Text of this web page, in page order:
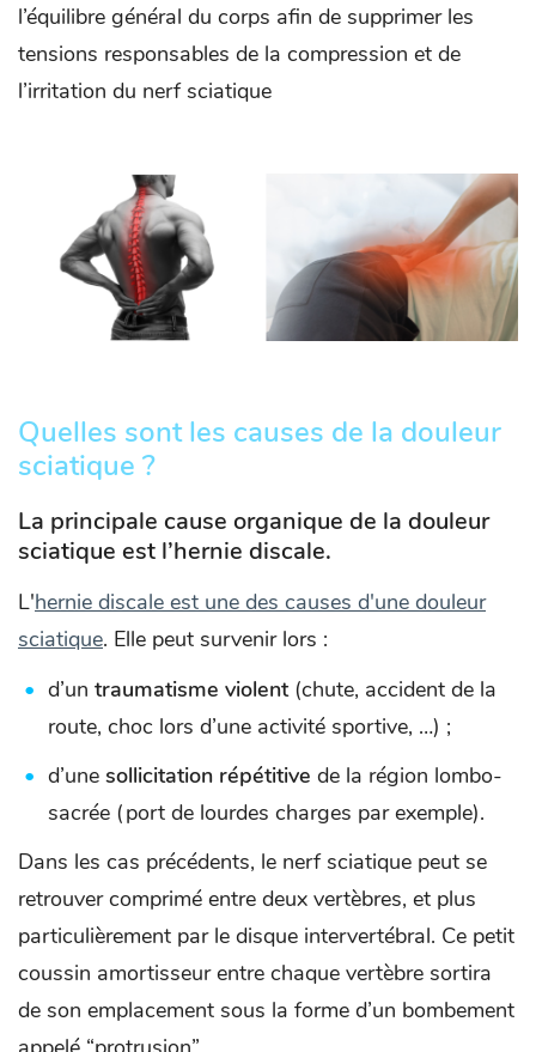
l’équilibre général du corps afin de supprimer les
tensions responsables de la compression et de
l’irritation du nerf sciatique
Quelles sont les causes de la douleur
sciatique ?
La principale cause organique de la douleur
sciatique est l’hernie discale.
L'hernie discale est une des causes d'une douleur
sciatique. Elle peut survenir lors :
d’un traumatisme violent (chute, accident de la
route, choc lors d’une activité sportive, …) ;
d’une sollicitation répétitive de la région lombo-
sacrée (port de lourdes charges par exemple).
Dans les cas précédents, le nerf sciatique peut se
retrouver comprimé entre deux vertèbres, et plus
particulièrement par le disque intervertébral. Ce petit
coussin amortisseur entre chaque vertèbre sortira
de son emplacement sous la forme d’un bombement